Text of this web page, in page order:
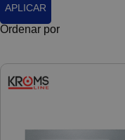
APLICAR
Ordenar por